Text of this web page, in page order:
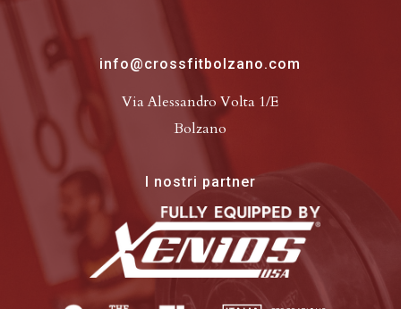
info@crossfitbolzano.com
Via Alessandro Volta 1/E
Bolzano
I nostri partner